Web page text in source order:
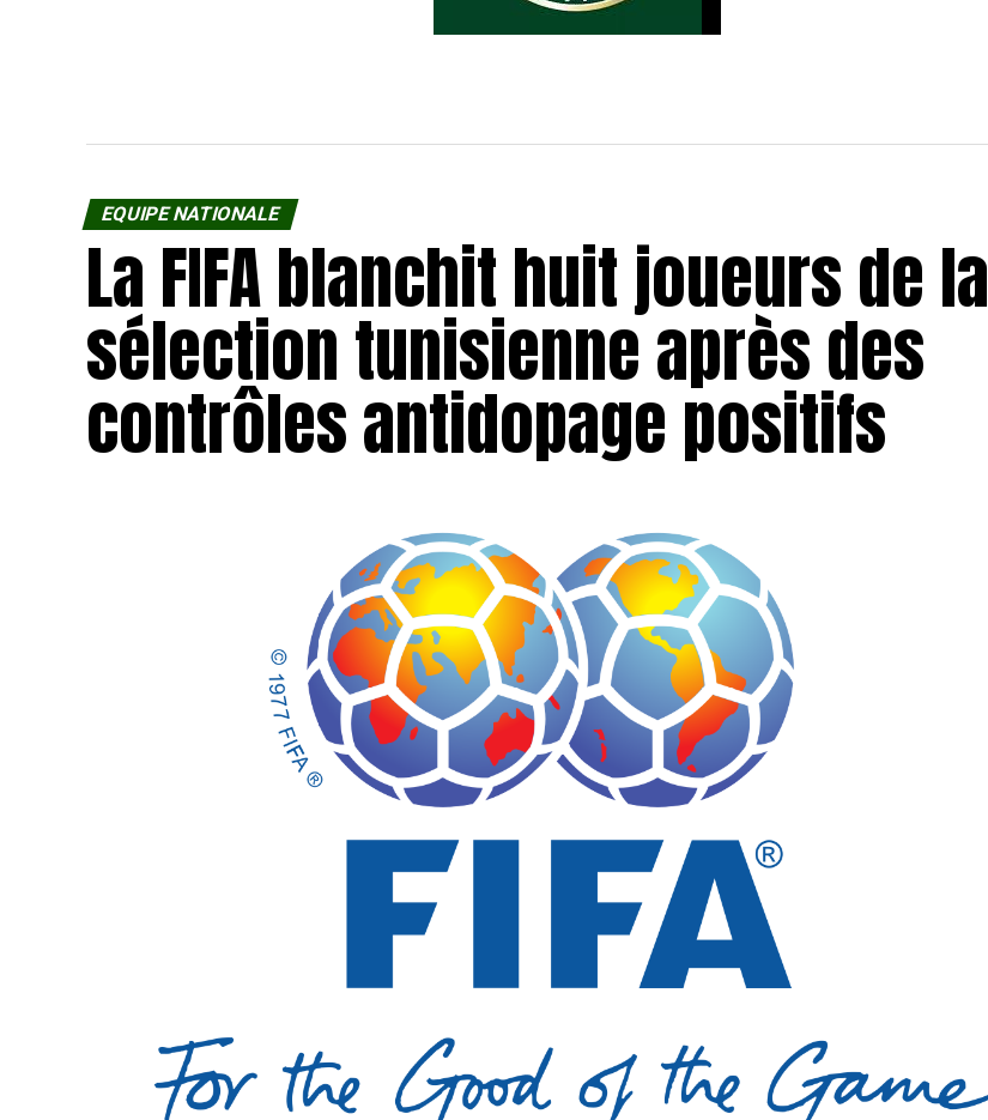
EQUIPE NATIONALE
La FIFA blanchit huit joueurs de la
sélection tunisienne après des
contrôles antidopage positifs